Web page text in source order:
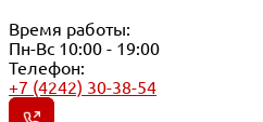
Время работы:
Пн-Вс 10:00 - 19:00
Телефон:
+7 (4242) 30-38-54